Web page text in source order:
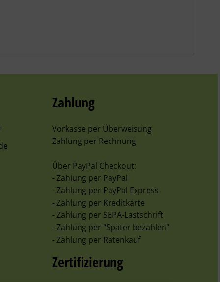
Zahlung
Vorkasse per Überweisung
Zahlung per Rechnung
Über PayPal Checkout:
- Zahlung per PayPal
- Zahlung per PayPal Express
- Zahlung per Kreditkarte
- Zahlung per SEPA-Lastschrift
- Zahlung per "Später bezahlen"
- Zahlung per Ratenkauf
Zertifizierung